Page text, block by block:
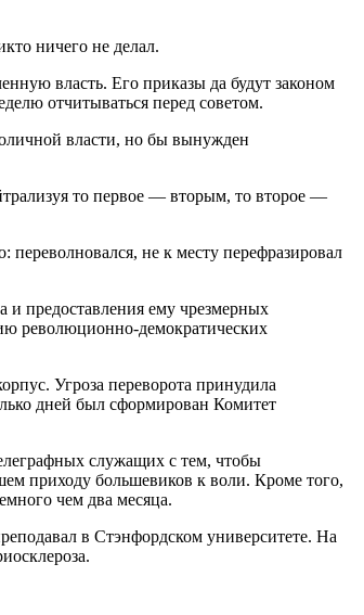
ничего не делал.
власть. Его приказы да будут законом
отчитываться перед советом.
власти, но бы вынужден
то первое — вторым, то второе —
не к месту перефразировал
и предоставления ему чрезмерных
революционно-демократических
Угроза переворота принудила
дней был сформирован Комитет
служащих с тем, чтобы
приходу большевиков к воли. Кроме того,
чем два месяца.
в Стэнфордском университете. На